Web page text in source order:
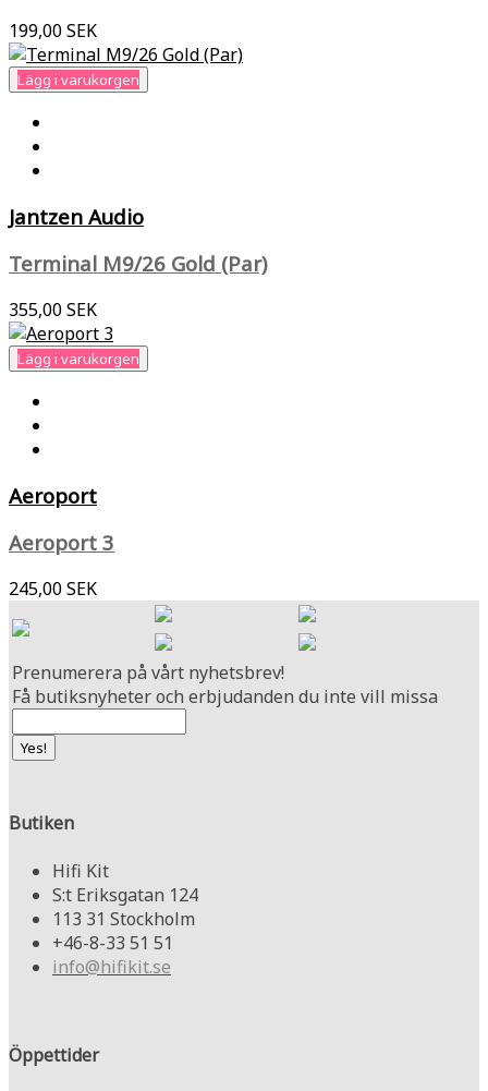
199,00 SEK
Lägg i varukorgen
Jantzen Audio
Terminal M9/26 Gold (Par)
355,00 SEK
Lägg i varukorgen
Aeroport
Aeroport 3
245,00 SEK
Prenumerera på vårt nyhetsbrev!
Få butiksnyheter och erbjudanden du inte vill missa
Butiken
Hifi Kit
S:t Eriksgatan 124
113 31 Stockholm
+46-8-33 51 51
info@hifikit.se
Öppettider